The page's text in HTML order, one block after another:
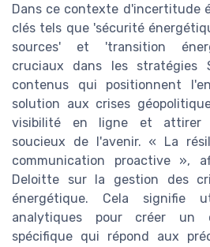
Dans ce contexte d'incertitude
clés tels que 'sécurité
sources' et 'transition
cruciaux dans les stratégies
contenus qui positionnent
solution aux crises
visibilité en ligne et attirer
soucieux de l'avenir. « La
communication proactive »,
Deloitte sur la gestion des
énergétique. Cela signifie
analytiques pour créer un
spécifique qui répond aux